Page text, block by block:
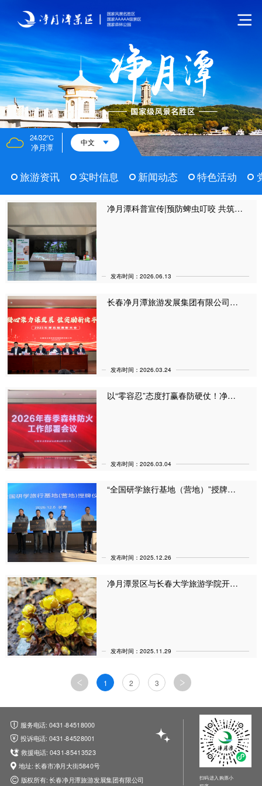
24/32℃
净月潭 中文
旅游资讯 实时信息 新闻动态 特色活动
净月潭科普宣传|预防蜱虫叮咬 共筑健康防线
发布时间：2026.06.13
长春净月潭旅游发展集团有限公司召开2025年度总结表彰大会！
发布时间：2026.03.24
以“零容忍”态度打赢春防硬仗！净月潭旅游发展集团召开2026年春季森林防火工作会议！
发布时间：2026.03.04
“全国研学旅行基地（营地）”授牌仪式在净月潭举行
发布时间：2025.12.26
净月潭景区与长春大学旅游学院开展校企合作|一场旅游与教育的“双向奔赴”（3月20日）
发布时间：2025.11.29
1 2 3
服务电话: 0431-84518000
投诉电话: 0431-84528001
救援电话: 0431-85413523
地址: 长春市净月大街5840号
版权所有: 长春净月潭旅游发展集团有限公司
扫码进入购票小